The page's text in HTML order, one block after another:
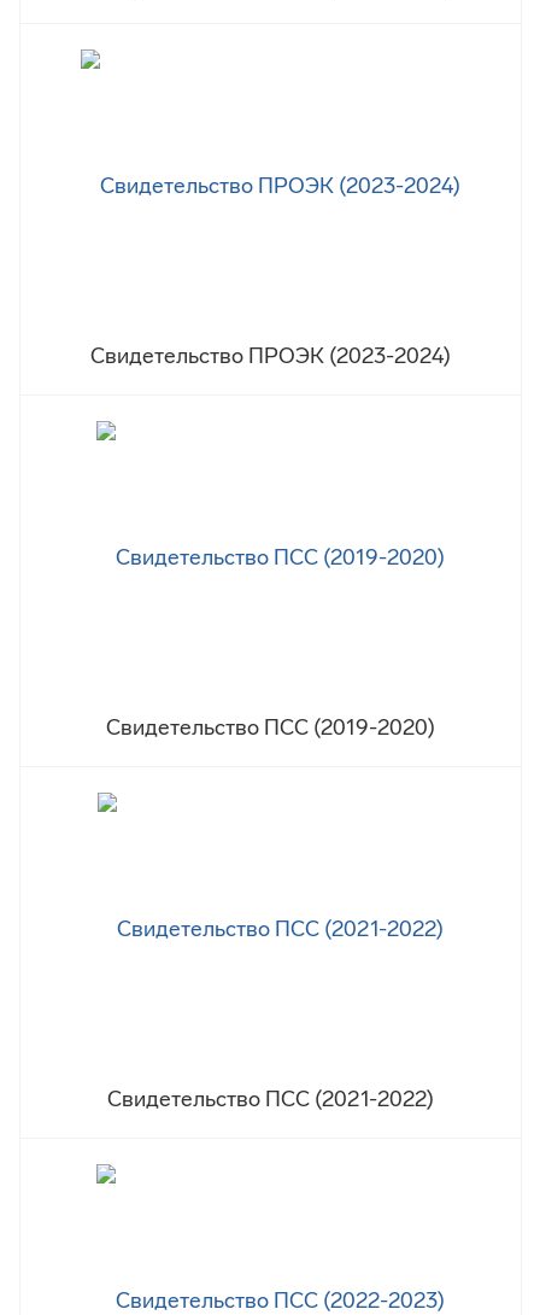
Свидетельство ПРОЭК (2023-2024)
Свидетельство ПСС (2019-2020)
Свидетельство ПСС (2021-2022)